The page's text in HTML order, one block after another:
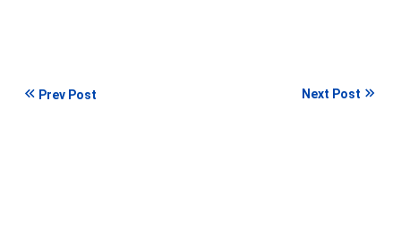
Prev Post Next Post